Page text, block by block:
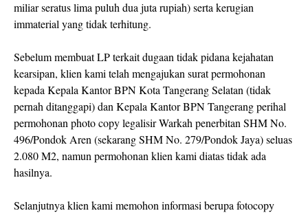
miliar seratus lima puluh dua juta rupiah) serta kerugian
immaterial yang tidak terhitung.
Sebelum membuat LP terkait dugaan tidak pidana kejahatan
kearsipan, klien kami telah mengajukan surat permohonan
kepada Kepala Kantor BPN Kota Tangerang Selatan (tidak
pernah ditanggapi) dan Kepala Kantor BPN Tangerang perihal
permohonan photo copy legalisir Warkah penerbitan SHM No.
496/Pondok Aren (sekarang SHM No. 279/Pondok Jaya) seluas
2.080 M2, namun permohonan klien kami diatas tidak ada
hasilnya.
Selanjutnya klien kami memohon informasi berupa fotocopy